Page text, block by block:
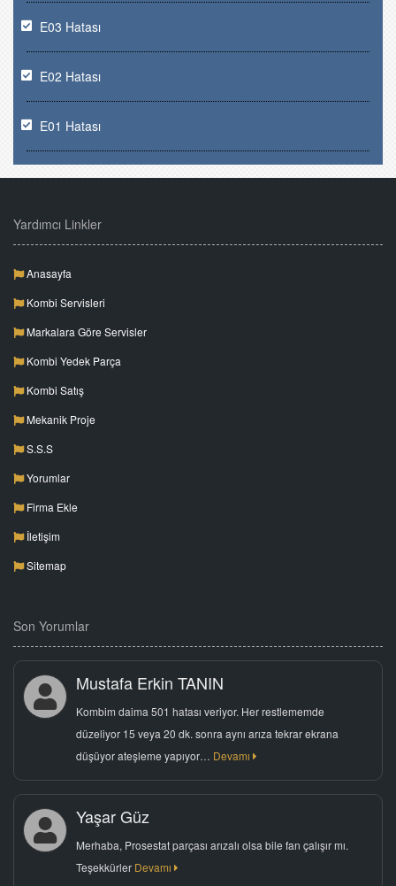
E03 Hatası
E02 Hatası
E01 Hatası
Yardımcı Linkler
Anasayfa
Kombi Servisleri
Markalara Göre Servisler
Kombi Yedek Parça
Kombi Satış
Mekanik Proje
S.S.S
Yorumlar
Firma Ekle
İletişim
Sitemap
Son Yorumlar
Mustafa Erkin TANIN
Kombim daima 501 hatası veriyor. Her restlememde
düzeliyor 15 veya 20 dk. sonra aynı arıza tekrar ekrana
düşüyor ateşleme yapıyor… Devamı
Yaşar Güz
Merhaba, Prosestat parçası arızalı olsa bile fan çalışır mı.
Teşekkürler Devamı